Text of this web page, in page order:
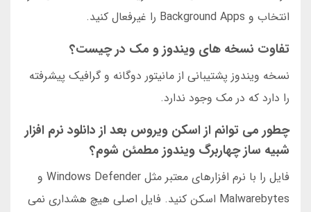
انتخاب و Background Apps را غیرفعال کنید.
تفاوت نسخه های ویندوز و مک در چیست؟
نسخه ویندوز پشتیبانی از مانیتور دوگانه و گرافیک پیشرفته
را دارد که در مک وجود ندارد.
چطور می توانم از اسکن ویروس بعد از دانلود نرم افزار
شبیه ساز چهاربرگ ویندوز مطمئن شوم؟
فایل را با نرم افزارهای معتبر مثل Windows Defender و
Malwarebytes اسکن کنید. فایل اصلی هیچ هشداری نمی